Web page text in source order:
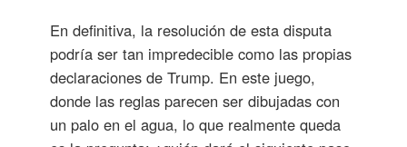
En definitiva, la resolución de esta disputa
podría ser tan impredecible como las propias
declaraciones de Trump. En este juego,
donde las reglas parecen ser dibujadas con
un palo en el agua, lo que realmente queda